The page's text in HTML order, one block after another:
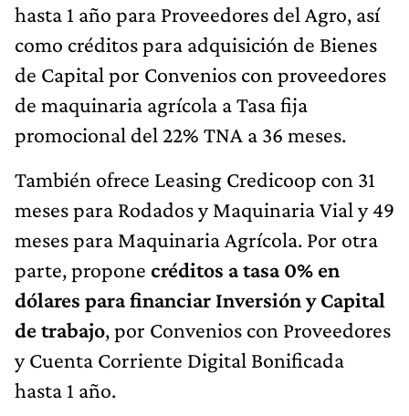
hasta 1 año para Proveedores del Agro, así
como créditos para adquisición de Bienes
de Capital por Convenios con proveedores
de maquinaria agrícola a Tasa fija
promocional del 22% TNA a 36 meses.
También ofrece Leasing Credicoop con 31
meses para Rodados y Maquinaria Vial y 49
meses para Maquinaria Agrícola. Por otra
parte, propone créditos a tasa 0% en
dólares para financiar Inversión y Capital
de trabajo, por Convenios con Proveedores
y Cuenta Corriente Digital Bonificada
hasta 1 año.